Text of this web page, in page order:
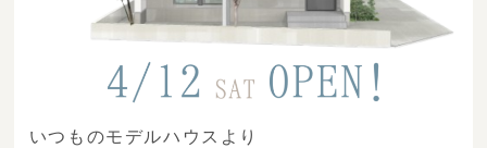
いつものモデルハウスより